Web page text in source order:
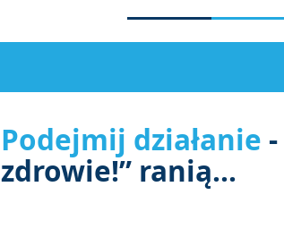
Podejmij działanie -
zdrowie!” ranią...